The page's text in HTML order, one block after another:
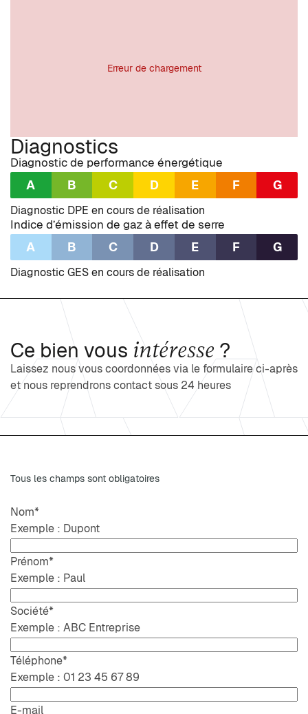
Erreur de chargement
Diagnostics
Diagnostic de performance énergétique
A B C D E F G
Diagnostic DPE en cours de réalisation
Indice d’émission de gaz à effet de serre
A B C D E F G
Diagnostic GES en cours de réalisation
Ce bien vous intéresse ?
Laissez nous vous coordonnées via le formulaire ci-après
et nous reprendrons contact sous 24 heures
Tous les champs sont obligatoires
Nom*
Exemple : Dupont
Prénom*
Exemple : Paul
Société*
Exemple : ABC Entreprise
Téléphone*
Exemple : 01 23 45 67 89
E-mail